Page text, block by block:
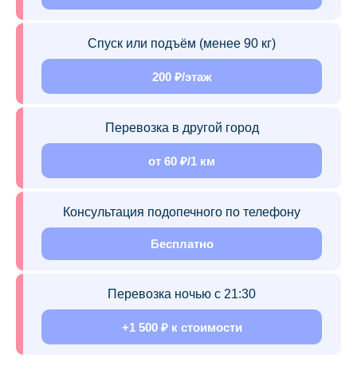
Спуск или подъём (менее 90 кг)
200 ₽/этаж
Перевозка в другой город
от 60 ₽/1 км
Консультация подопечного по телефону
Бесплатно
Перевозка ночью с 21:30
+1 500 ₽ к стоимости